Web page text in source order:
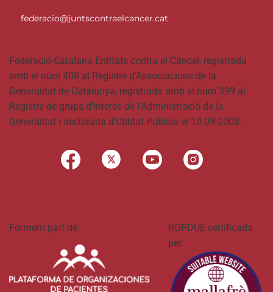
federacio@juntscontraelcancer.cat
Federació Catalana Entitats contra el Càncer, registrada
amb el núm 408 al Registre d’Associacions de la
Generalitat de Catalunya, registrada amb el núm 399 al
Registre de grups d’interès de l’Administració de la
Generalitat i declarada d’Utilitat Pública el 10-09-2008.
Formem part de:
RGPDUE certificada
per: